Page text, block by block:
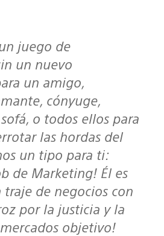
un nuevo
un amigo,
cónyuge,
o todos ellos para
las hordas del
un tipo para ti:
de Marketing! Él es
de negocios con
por la justicia y la
objetivo!